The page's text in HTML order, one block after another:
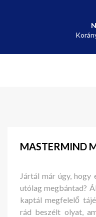
MASTERMIND
Jártál már úgy, hogy
utólag megbántad?
kaptál megfelelő
rád beszélt olyat,